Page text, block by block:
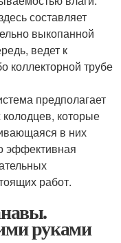
составляет
выкопанной
ведет к
коллекторной трубе
предполагает
колодцев, которые
в них
эффективная
работ.
руками